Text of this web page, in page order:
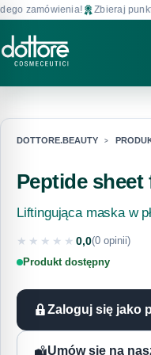
zamówienia! Zbieraj punkty
DOTTORE.BEAUTY
Peptide sheet
Liftingująca maska w
★★★★★0,0(0 opinii)
Produkt dostępny
Zaloguj się jako
Umów się na